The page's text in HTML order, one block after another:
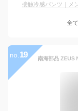
接触冷感パンツ｜メ
全
no. 19